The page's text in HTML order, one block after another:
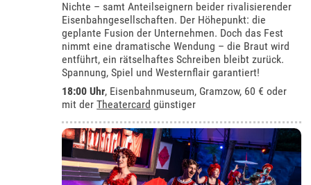
Nichte – samt Anteilseignern beider rivalisierender
Eisenbahngesellschaften. Der Höhepunkt: die
geplante Fusion der Unternehmen. Doch das Fest
nimmt eine dramatische Wendung – die Braut wird
entführt, ein rätselhaftes Schreiben bleibt zurück.
Spannung, Spiel und Westernflair garantiert!
18:00 Uhr, Eisenbahnmuseum, Gramzow, 60 € oder
mit derTheatercard günstiger